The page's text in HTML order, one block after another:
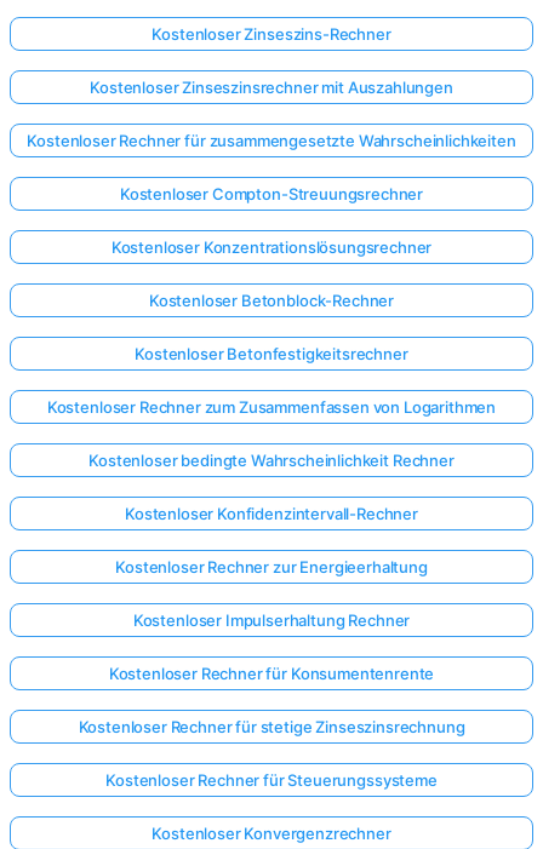
Kostenloser Zinseszins-Rechner
Kostenloser Zinseszinsrechner mit Auszahlungen
Kostenloser Rechner für zusammengesetzte Wahrscheinlichkeiten
Kostenloser Compton-Streuungsrechner
Kostenloser Konzentrationslösungsrechner
Kostenloser Betonblock-Rechner
Kostenloser Betonfestigkeitsrechner
Kostenloser Rechner zum Zusammenfassen von Logarithmen
Kostenloser bedingte Wahrscheinlichkeit Rechner
Kostenloser Konfidenzintervall-Rechner
Kostenloser Rechner zur Energieerhaltung
Kostenloser Impulserhaltung Rechner
Kostenloser Rechner für Konsumentenrente
Kostenloser Rechner für stetige Zinseszinsrechnung
Kostenloser Rechner für Steuerungssysteme
Kostenloser Konvergenzrechner